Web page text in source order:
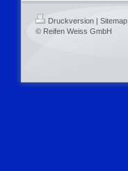
Druckversion | Sitemap
© Reifen Weiss GmbH